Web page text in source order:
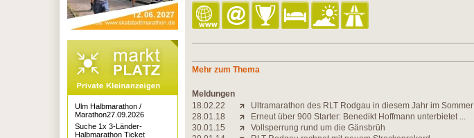
Mehr zum Thema
Meldungen
18.02.22
Ultramarathon des RLT Rodgau in diesem Jahr im Sommer
28.01.18
Erneut über 900 Starter: Benedikt Hoffmann unterbietet ...
30.01.15
Vollsperrung rund um die Gänsbrüh
Ulm Halbmarathon /
Marathon27.09.2026
Suche 1x 3-Länder-
Halbmarathon Ticket